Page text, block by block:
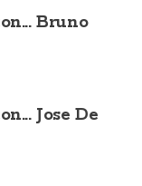
Bruno
Jose De